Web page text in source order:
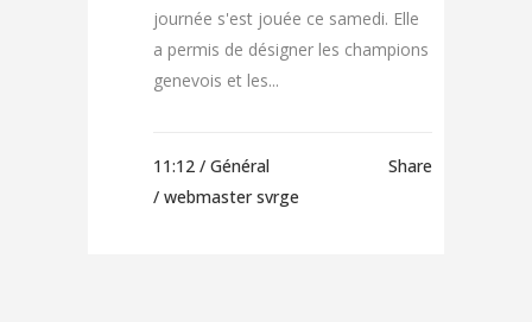
journée s'est jouée ce samedi. Elle
a permis de désigner les champions
genevois et les...
11:12 / Général
/ webmaster svrge
Share